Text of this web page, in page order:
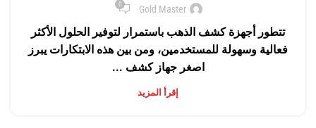
Gold Master
0
تتطور أجهزة كشف الذهب باستمرار لتوفير الحلول الأكثر
فعالية وسهولة للمستخدمين، ومن بين هذه الابتكارات يبرز
اصغر جهاز كشف ...
إقرأ المزيد